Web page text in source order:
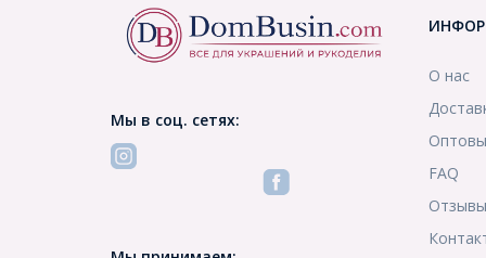
Мы в соц. сетях:
О нас
FAQ
Отзывы